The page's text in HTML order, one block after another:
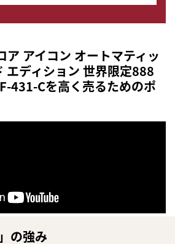
ア アイコン オートマティッ
エディション 世界限定888
431-Cを高く売るためのポ
の強み